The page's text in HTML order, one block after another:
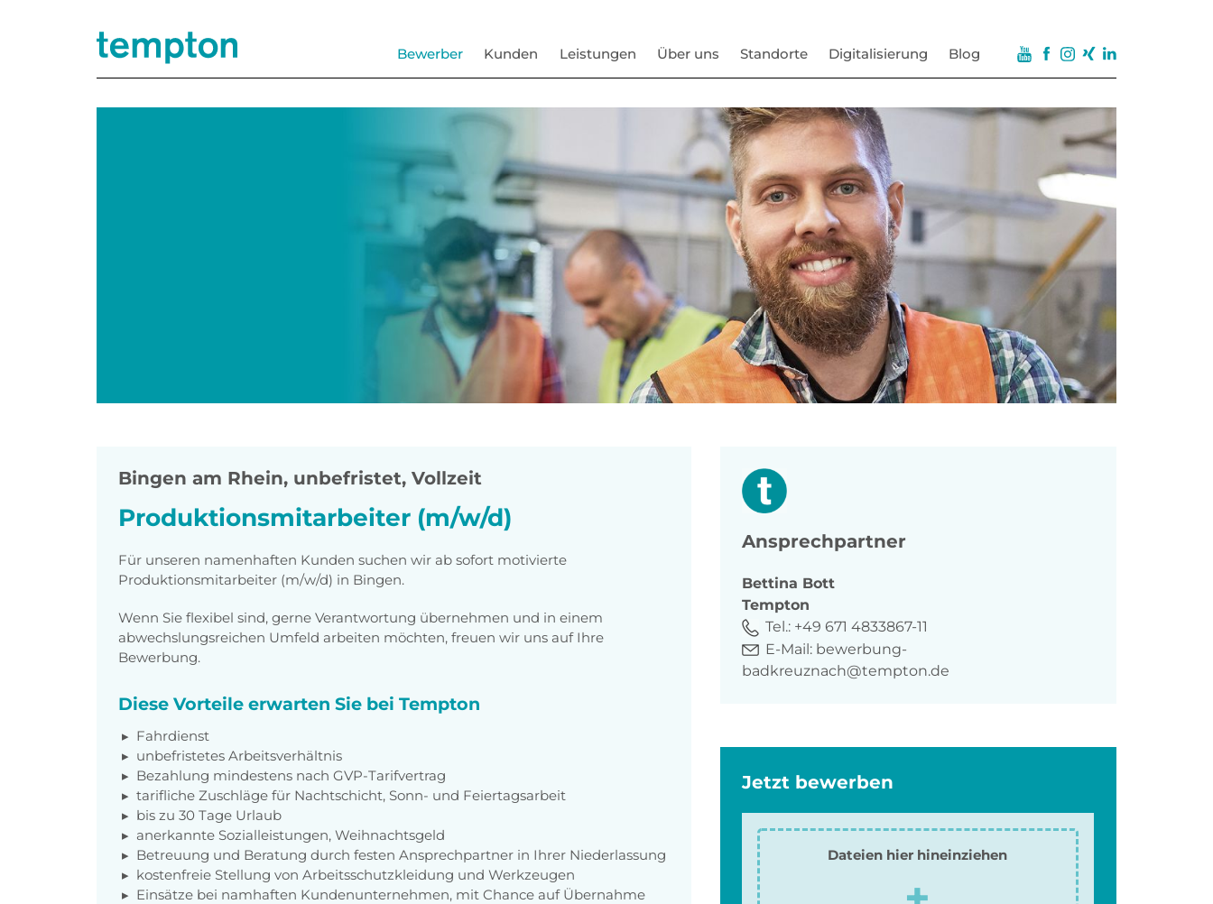
Bewerber Kunden Leistungen Über uns Standorte Digitalisierung Blog
Bingen am Rhein, unbefristet, Vollzeit
Produktionsmitarbeiter (m/w/d)
Für unseren namenhaften Kunden suchen wir ab sofort motivierte
Produktionsmitarbeiter (m/w/d) in Bingen.
Wenn Sie flexibel sind, gerne Verantwortung übernehmen und in einem
abwechslungsreichen Umfeld arbeiten möchten, freuen wir uns auf Ihre
Bewerbung.
Diese Vorteile erwarten Sie bei Tempton
Fahrdienst
unbefristetes Arbeitsverhältnis
Bezahlung mindestens nach GVP-Tarifvertrag
tarifliche Zuschläge für Nachtschicht, Sonn- und Feiertagsarbeit
bis zu 30 Tage Urlaub
anerkannte Sozialleistungen, Weihnachtsgeld
Betreuung und Beratung durch festen Ansprechpartner in Ihrer Niederlassung
kostenfreie Stellung von Arbeitsschutzkleidung und Werkzeugen
Einsätze bei namhaften Kundenunternehmen, mit Chance auf Übernahme
Ansprechpartner
Bettina Bott
Tempton
Tel.: +49 671 4833867-11
E-Mail: bewerbung-
badkreuznach@tempton.de
Jetzt bewerben
Dateien hier hineinziehen